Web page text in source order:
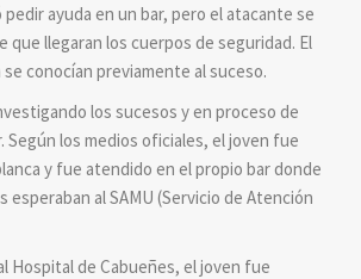
ayuda en un bar, pero el atacante se
que llegaran los cuerpos de seguridad. El
conocían previamente al suceso.
los sucesos y en proceso de
Según los medios oficiales, el joven fue
y fue atendido en el propio bar donde
esperaban al SAMU (Servicio de Atención
Hospital de Cabueñes, el joven fue